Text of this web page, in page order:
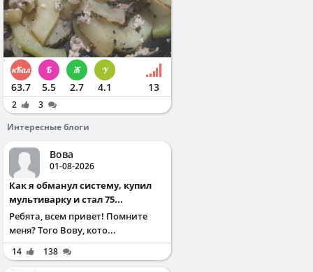
63.7 5.5 2.7 4.1 13
2
3
Интересные блоги
Вова
01-08-2026
Как я обманул систему, купил
мультиварку и стал 75...
Ребята, всем привет! Помните
меня? Того Вову, кото...
14 138